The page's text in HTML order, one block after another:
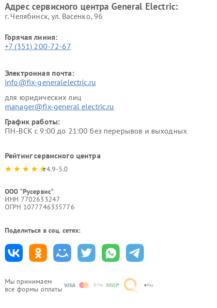
Мы принимаем
все формы оплаты
Адрес сервисного центра General Electric:
г. Челябинск, ул. Васенко, 96
Горячая линия:
+7 (351) 200-72-67
Электронная почта:
info@fix-generalelectric.ru
для юридических лиц
manager@fix-general electric.ru
График работы:
ПН-ВСК с 9:00 до 21:00 без перерывов и выходных
Рейтинг сервисного центра
4.9-5.0
ООО "Русервис"
ИНН 7702633247
ОГРН 1077746335776
Поделиться в соц. сетях: